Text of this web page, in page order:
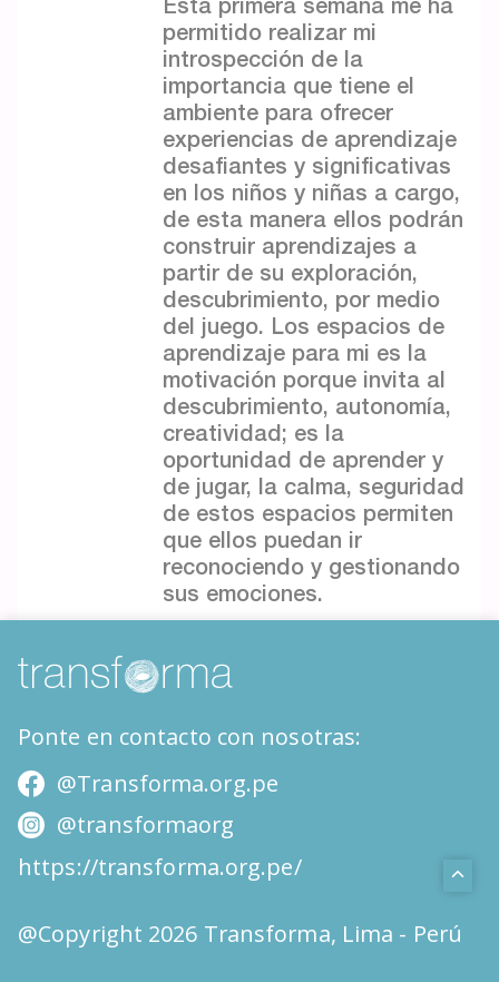
permitido realizar mi
introspección de la
importancia que tiene el
ambiente para ofrecer
experiencias de aprendizaje
desafiantes y significativas
en los niños y niñas a cargo,
de esta manera ellos podrán
construir aprendizajes a
partir de su exploración,
descubrimiento, por medio
del juego. Los espacios de
aprendizaje para mi es la
motivación porque invita al
descubrimiento, autonomía,
creatividad; es la
oportunidad de aprender y
de jugar, la calma, seguridad
de estos espacios permiten
que ellos puedan ir
reconociendo y gestionando
sus emociones.
Ponte en contacto con nosotras:
@Transforma.org.pe
@transformaorg
https://transforma.org.pe/
@Copyright 2026 Transforma, Lima - Perú